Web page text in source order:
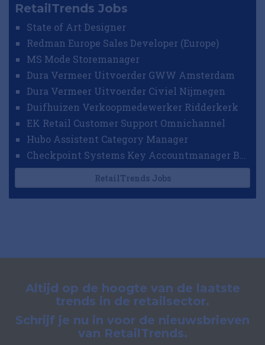
RetailTrends Jobs
State of Art Designer
Redman Europe Sales Developer (Europe)
MS Mode Storemanager
Dura Vermeer Uitvoerder GWW Amsterdam
Dura Vermeer Uitvoerder Civiel Nijmegen
Duifhuizen Verkoopmedewerker Ridderkerk
EK Retail Customer Support Omnichannel
Hubo Assistent Category Manager
RetailTrends Jobs
Altijd op de hoogte van de laatste
trends in de retailsector.
Schrijf je nu in voor de nieuwsbrieven
van RetailTrends.